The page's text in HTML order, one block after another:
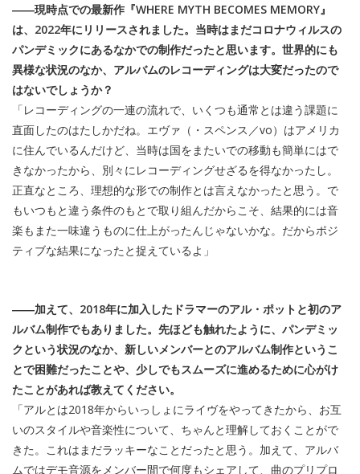
――現時点での最新作『WHERE MYTH BECOMES MEMORY』
は、2022年にリリースされました。当時はまだコロナウィルスの
パンデミックにあるなかでの制作だったと思います。世界的にも
異様な状況のなか、アルバムのレコーディングは大変だったので
はないでしょうか？
「レコーディングの一連の流れで、いくつも通常とは違う課題に
直面したのはたしかだね。エヴァ（・スペンス／vo）はアメリカ
に住んでいるんだけど、当時は国をまたいでの移動も簡単にはで
きなかったから、別々にレコーディングせざるを得なかったし。
正直なところ、理想的な形での制作とは言えなかったと思う。で
もいつもと違う条件のもとで取り組んだからこそ、結果的には音
楽もまた一味違うものに仕上がったんじゃないかな。だからポジ
ティブな結果になったと捉えているよ」
――加えて、2018年に加入したドラマーのアル・ポットと初のア
ルバム制作でもありました。先ほども触れたように、パンデミッ
クという状況のなか、新しいメンバーとのアルバム制作というこ
とで困難だったことや、少しでもスムーズに進めるために心がけ
たことがあれば教えてください。
「アルとは2018年からいっしょにライヴをやってきたから、お互
いのスタイルや音楽性について、ちゃんと理解しておくことがで
きた。これはまだラッキーなことだったと思う。加えて、アルバ
ムではデモ音源をメンバー間で何度もシェアして、曲のプリプロ